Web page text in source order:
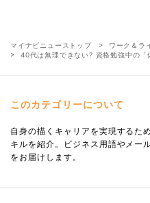
マイナビニューストップ ワーク＆ラ
40代は無理できない? 資格勉強中の「
このカテゴリーについて
自身の描くキャリアを実現するた
キルを紹介。ビジネス用語やメー
をお届けします。